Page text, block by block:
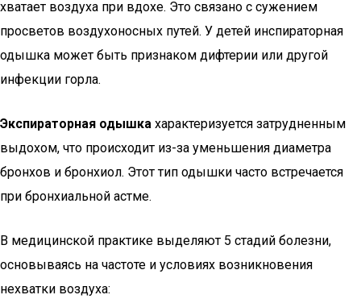
хватает воздуха при вдохе. Это связано с сужением
просветов воздухоносных путей. У детей инспираторная
одышка может быть признаком дифтерии или другой
инфекции горла.
Экспираторная одышка характеризуется затрудненным
выдохом, что происходит из-за уменьшения диаметра
бронхов и бронхиол. Этот тип одышки часто встречается
при бронхиальной астме.
В медицинской практике выделяют 5 стадий болезни,
основываясь на частоте и условиях возникновения
нехватки воздуха: